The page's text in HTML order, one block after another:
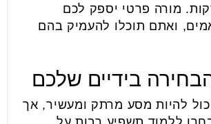
מורה פרטי יספק לכם
ואתם תוכלו להעמיק בהם
בידיים שלכם
להיות מסע מרתק ומעשיר, אך